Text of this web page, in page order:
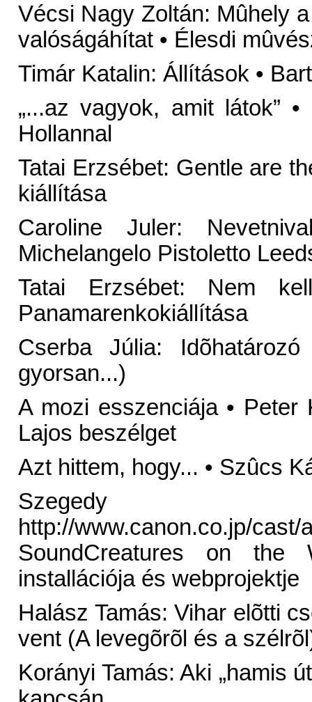
Vécsi Nagy Zoltán: Mûhely
valóságáhítat • Élesdi
Timár Katalin: Állítások •
„...az vagyok, amit látok”
Hollannal
Tatai Erzsébet: Gentle are
kiállítása
Caroline Juler:
Michelangelo Pistoletto
Tatai Erzsébet: Nem
Panamarenkokiállítása
Cserba Júlia:
gyorsan...)
A mozi esszenciája • Peter
Lajos beszélget
Azt hittem, hogy... • Szûcs
Szegedy
http://www.canon.co.jp/
SoundCreatures on the
installációja és webprojektje
Halász Tamás: Vihar elõtti
vent (A levegõrõl és a
Korányi Tamás: Aki „hamis